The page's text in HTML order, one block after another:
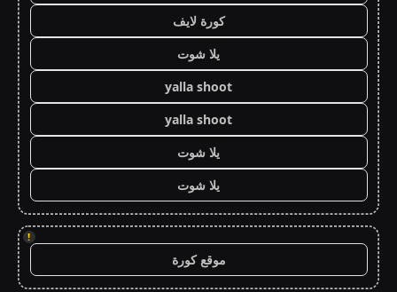
كورة لايف
يلا شوت
yalla shoot
yalla shoot
يلا شوت
يلا شوت
!
موقع كورة